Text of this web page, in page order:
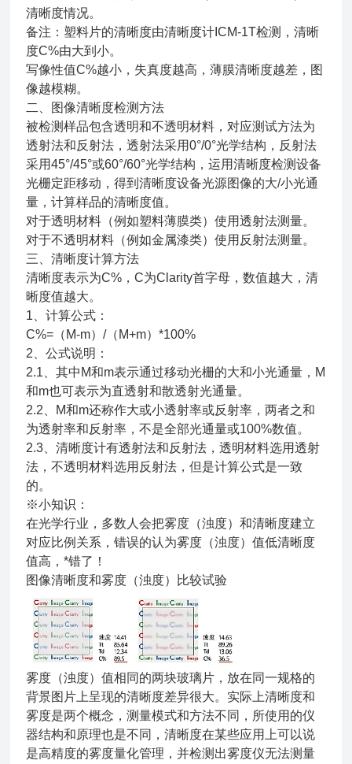
清晰度情况。
备注：塑料片的清晰度由清晰度计ICM-1T检测，清晰
度C%由大到小。
写像性值C%越小，失真度越高，薄膜清晰度越差，图
像越模糊。
二、图像清晰度检测方法
被检测样品包含透明和不透明材料，对应测试方法为
透射法和反射法，透射法采用0°/0°光学结构，反射法
采用45°/45°或60°/60°光学结构，运用清晰度检测设备
光栅定距移动，得到清晰度设备光源图像的大/小光通
量，计算样品的清晰度值。
对于透明材料（例如塑料薄膜类）使用透射法测量。
对于不透明材料（例如金属漆类）使用反射法测量。
三、清晰度计算方法
清晰度表示为C%，C为Clarity首字母，数值越大，清
晰度值越大。
1、计算公式：
C%=（M-m）/（M+m）*100%
2、公式说明：
2.1、其中M和m表示通过移动光栅的大和小光通量，M
和m也可表示为直透射和散透射光通量。
2.2、M和m还称作大或小透射率或反射率，两者之和
为透射率和反射率，不是全部光通量或100%数值。
2.3、清晰度计有透射法和反射法，透明材料选用透射
法，不透明材料选用反射法，但是计算公式是一致
的。
※小知识：
在光学行业，多数人会把雾度（浊度）和清晰度建立
对应比例关系，错误的认为雾度（浊度）值低清晰度
值高，*错了！
图像清晰度和雾度（浊度）比较试验
雾度（浊度）值相同的两块玻璃片，放在同一规格的
背景图片上呈现的清晰度差异很大。实际上清晰度和
雾度是两个概念，测量模式和方法不同，所使用的仪
器结构和原理也是不同，清晰度在某些应用上可以说
是高精度的雾度量化管理，并检测出雾度仪无法测量